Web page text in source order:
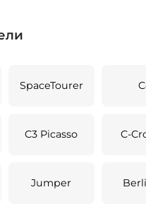
SpaceTourer
C3 Picasso C-
Jumper